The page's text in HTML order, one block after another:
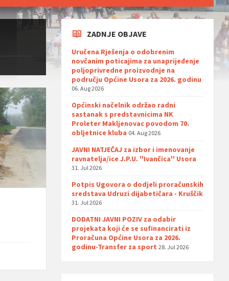
ZADNJE OBJAVE
Uručena Rješenja o odobrenim
novčanim poticajima za unaprijeđenje
poljoprivredne proizvodnje na
području Općine Usora za 2026. godinu
06. Aug 2026
Općinski načelnik održao radni
sastanak s predstavnicima NK
Proleter Makljenovac povodom 70.
obljetnice kluba 04. Aug 2026
JAVNI NATJEČAJ za izbor i imenovanje
ravnatelja/ice J.P.U. ''Ivančica'' Usora
31. Jul 2026
Potpis Ugovora o dodjeli proračunskih
sredstava Udruzi dijabetičara - Kruščik
31. Jul 2026
DODATNI JAVNI POZIV za odabir
projekata koji će se sufinancirati iz
Proračuna Općine Usora za 2026.
godinu-Transfer za sport 28. Jul 2026